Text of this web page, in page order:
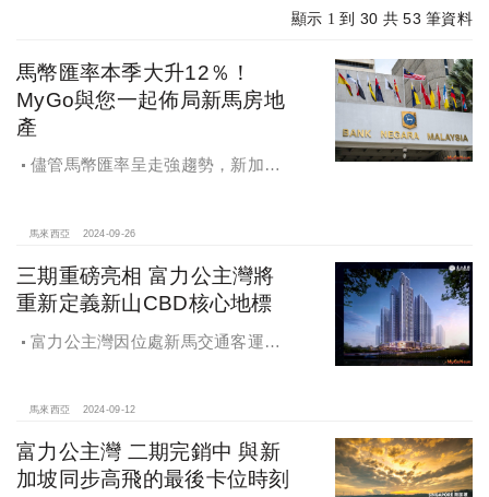
顯示 1 到 30 共53 筆資料
馬幣匯率本季大升12％！
MyGo與您一起佈局新馬房地
產
儘管馬幣匯率呈走強趨勢，新加坡
及2026年新柔捷運完工等話題，讓星
國買家對柔佛房地產的需求穩步成
長。
馬來西亞 2024-09-26
三期重磅亮相 富力公主灣將
重新定義新山CBD核心地標
富力公主灣因位處新馬交通客運樞
乘，最豐富的陸上交通選擇盡在富力
公主灣。
馬來西亞 2024-09-12
富力公主灣 二期完銷中 與新
加坡同步高飛的最後卡位時刻